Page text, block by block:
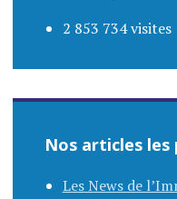
2 853 734 visites
Nos articles les
Les News de